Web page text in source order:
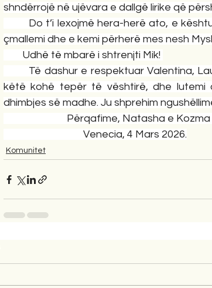
shndërrojë në ujëvara e dallgë lirike që
Do t’i lexojmë hera-herë ato, e kështu
çmallemi dhe e kemi përherë mes nesh
Udhë të mbarë i shtrenjti Mik!
Të dashur e respektuar Valentina,
këtë kohë tepër të vështirë, dhe
dhimbjes së madhe. Ju shprehim
Përqafime, Natasha e Kozma
Venecia, 4 Mars 2026.
Komunitet